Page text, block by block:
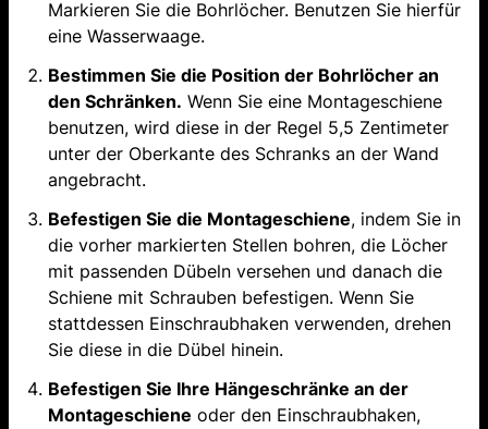
Markieren Sie die Bohrlöcher. Benutzen Sie hierfür
eine Wasserwaage.
Bestimmen Sie die Position der Bohrlöcher an
den Schränken. Wenn Sie eine Montageschiene
benutzen, wird diese in der Regel 5,5 Zentimeter
unter der Oberkante des Schranks an der Wand
angebracht.
Befestigen Sie die Montageschiene, indem Sie in
die vorher markierten Stellen bohren, die Löcher
mit passenden Dübeln versehen und danach die
Schiene mit Schrauben befestigen. Wenn Sie
stattdessen Einschraubhaken verwenden, drehen
Sie diese in die Dübel hinein.
Befestigen Sie Ihre Hängeschränke an der
Montageschiene oder den Einschraubhaken,